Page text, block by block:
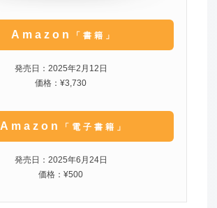
Amazon 「書籍」
発売日：2025年2月12日
価格：¥3,730
Amazon 「電子書籍」
発売日：2025年6月24日
価格：¥500